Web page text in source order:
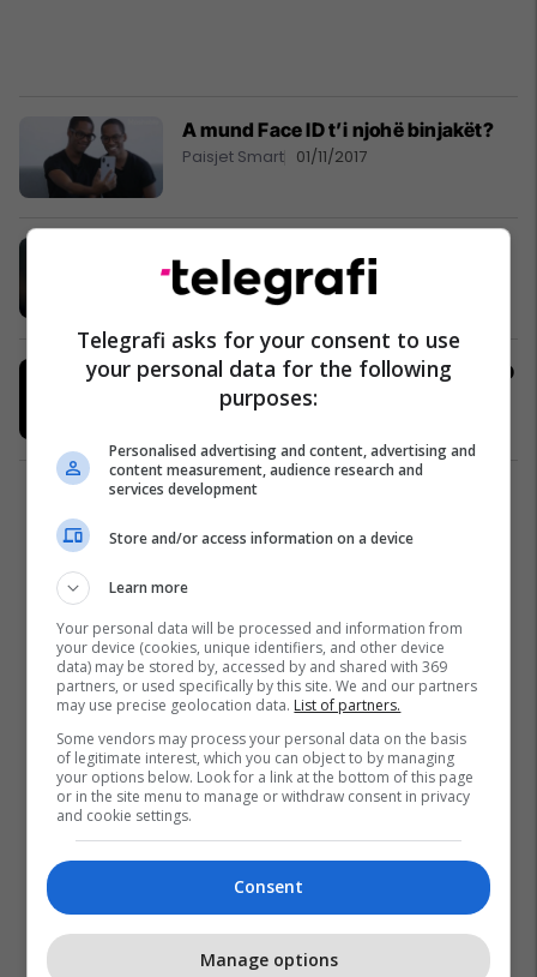
A mund Face ID t’i njohë binjakët?
Paisjet Smart 01/11/2017
komponentëve Face ID për iPhone X
Paisjet Smart
Apple demanton Bloomberg: Face ID
për iPhone X është preciz
Telegrafi asks for your consent to use
your personal data for the following
purposes:
Personalised advertising and content, advertising and
content measurement, audience research and
services development
Store and/or access information on a device
Learn more
Your personal data will be processed and information from
your device (cookies, unique identifiers, and other device
data) may be stored by, accessed by and shared with 369
partners, or used specifically by this site. We and our partners
may use precise geolocation data. List of partners.
Some vendors may process your personal data on the basis
of legitimate interest, which you can object to by managing
your options below. Look for a link at the bottom of this page
or in the site menu to manage or withdraw consent in privacy
and cookie settings.
Consent
Manage options